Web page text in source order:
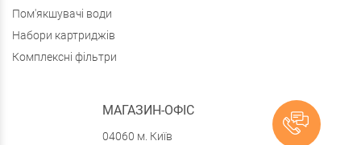
Пом'якшувачі води
Набори картриджів
Комплексні фільтри
МАГАЗИН-ОФІС
04060 м. Київ